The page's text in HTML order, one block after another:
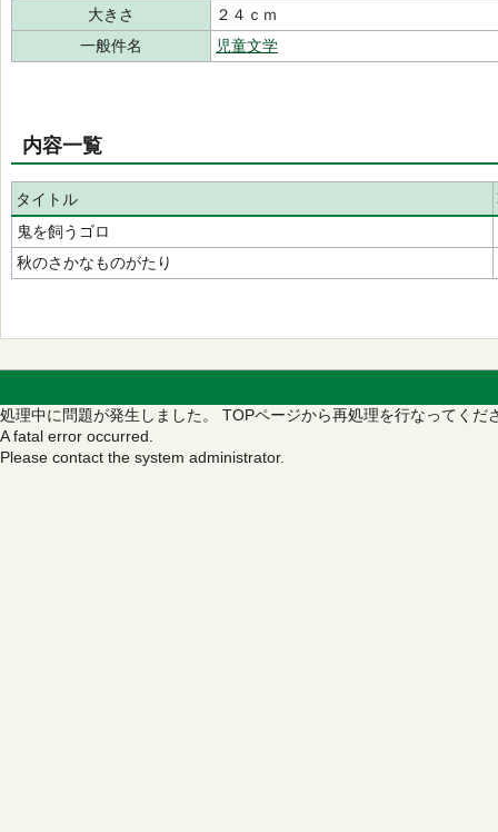
大きさ
２４ｃｍ
一般件名
児童文学
内容一覧
タイトル
鬼を飼うゴロ
秋のさかなものがたり
処理中に問題が発生しました。 TOPページから再処理を行なってくだ
A fatal error occurred.
Please contact the system administrator.